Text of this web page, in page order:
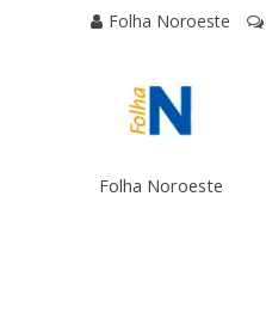
Folha Noroeste
Folha Noroeste